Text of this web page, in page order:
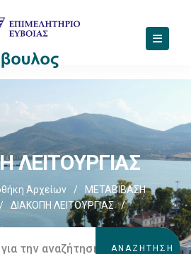
ΛΕΙΤΟΥΡΓΙΑΣ
Αρχείων /
ΜΕΤΑΒΙΒΑΣΗ
/ ΔΙΑΚΟΠΗ ΛΕΙΤΟΥΡΓΙΑΣ /